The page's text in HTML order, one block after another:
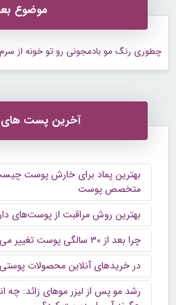
موضوع
آخرین پست های
بهترین پماد برای خارش پوست
متخصص پوست
بهترین روش مراقبت از پوست‌های
چرا بعد از ۳۰ سالگی پوست تغییر می‌کند؟
در خریدهای آنلاین محصولات
رشد مو پس از لیزر موهای زائد: چه